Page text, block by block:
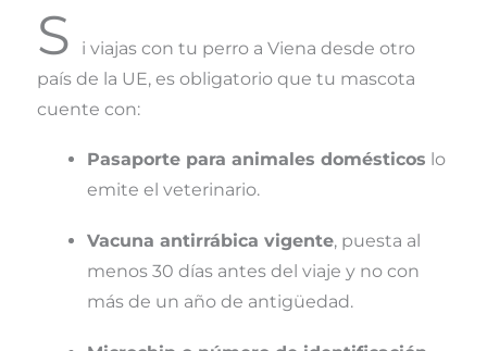
S
i viajas con tu perro a Viena desde otro
país de la UE, es obligatorio que tu mascota
cuente con:
Pasaporte para animales domésticos lo
emite el veterinario.
Vacuna antirrábica vigente, puesta al
menos 30 días antes del viaje y no con
más de un año de antigüedad.